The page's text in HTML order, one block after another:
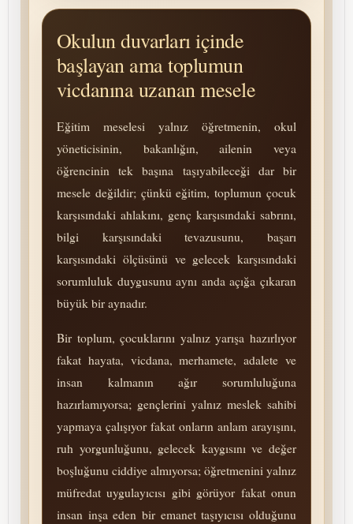
Okulun duvarları içinde
başlayan ama toplumun
vicdanına uzanan mesele
Eğitim meselesi yalnız öğretmenin, okul
yöneticisinin, bakanlığın, ailenin veya
öğrencinin tek başına taşıyabileceği dar bir
mesele değildir; çünkü eğitim, toplumun çocuk
karşısındaki ahlakını, genç karşısındaki sabrını,
bilgi karşısındaki tevazusunu, başarı
karşısındaki ölçüsünü ve gelecek karşısındaki
so­rum­lu­luk duygusunu aynı anda açığa çıkaran
büyük bir aynadır.
Bir toplum, çocuklarını yalnız yarışa hazırlıyor
fakat hayata, vicdana, merhamete, adalete ve
insan kalmanın ağır sorumluluğuna
hazırlamıyorsa; gençlerini yalnız meslek sahibi
yapmaya çalışıyor fakat onların anlam arayışını,
ruh yorgunluğunu, gelecek kaygısını ve değer
boşluğunu ciddiye almıyorsa; öğretmenini yalnız
müfredat uygulayıcısı gibi görüyor fakat onun
insan inşa eden bir emanet taşıyıcısı olduğunu